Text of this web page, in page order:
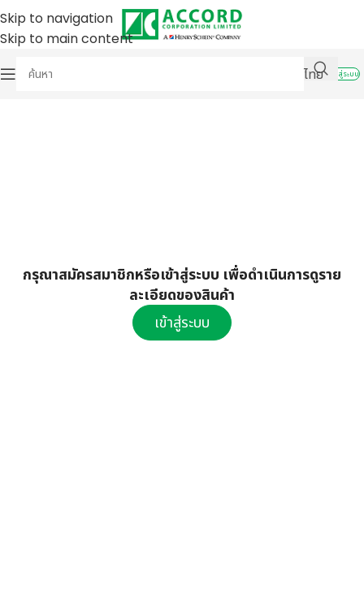
Skip to navigation
Skip to main content
ไทย
เข้าสู่ระบบ
กรุณาสมัครสมาชิกหรือเข้าสู่ระบบ เพื่อดำเนินการดูราย
ละเอียดของสินค้า
เข้าสู่ระบบ